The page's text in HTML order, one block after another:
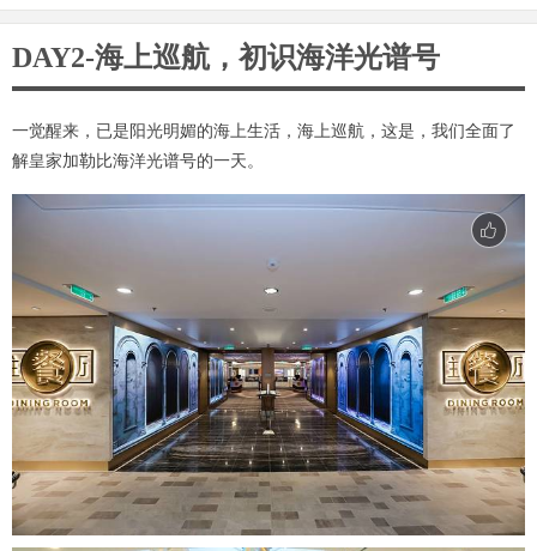
DAY2-海上巡航，初识海洋光谱号
一觉醒来，已是阳光明媚的海上生活，海上巡航，这是，我们全面了
解皇家加勒比海洋光谱号的一天。